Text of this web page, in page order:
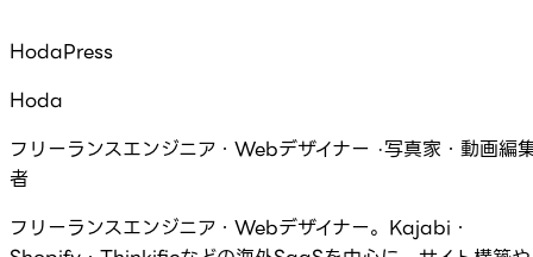
HodaPress
Hoda
フリーランスエンジニア・Webデザイナー ·写真家・動画編
者
フリーランスエンジニア・Webデザイナー。Kajabi・